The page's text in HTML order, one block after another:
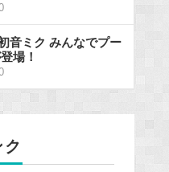
音ミク みんなでプー
場！